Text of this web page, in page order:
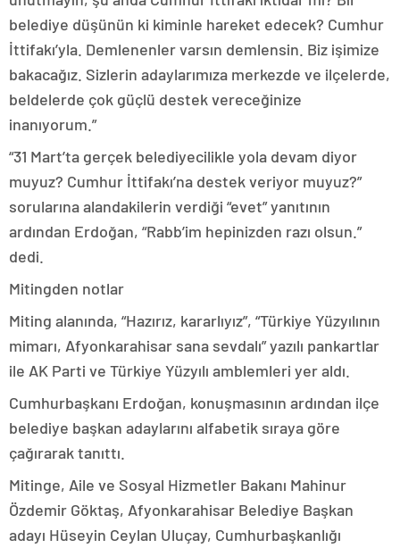
belediye düşünün ki kiminle hareket edecek? Cumhur
İttifakı’yla. Demlenenler varsın demlensin. Biz işimize
bakacağız. Sizlerin adaylarımıza merkezde ve ilçelerde,
beldelerde çok güçlü destek vereceğinize
inanıyorum.”
“31 Mart’ta gerçek belediyecilikle yola devam diyor
muyuz? Cumhur İttifakı’na destek veriyor muyuz?”
sorularına alandakilerin verdiği “evet” yanıtının
ardından Erdoğan, “Rabb’im hepinizden razı olsun.”
dedi.
Mitingden notlar
Miting alanında, “Hazırız, kararlıyız”, “Türkiye Yüzyılının
mimarı, Afyonkarahisar sana sevdalı” yazılı pankartlar
ile AK Parti ve Türkiye Yüzyılı amblemleri yer aldı.
Cumhurbaşkanı Erdoğan, konuşmasının ardından ilçe
belediye başkan adaylarını alfabetik sıraya göre
çağırarak tanıttı.
Mitinge, Aile ve Sosyal Hizmetler Bakanı Mahinur
Özdemir Göktaş, Afyonkarahisar Belediye Başkan
adayı Hüseyin Ceylan Uluçay, Cumhurbaşkanlığı